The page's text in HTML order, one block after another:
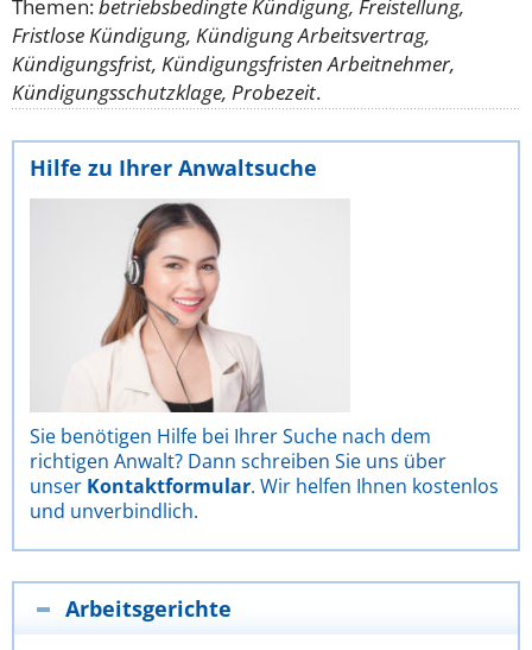
Themen:betriebsbedingte Kündigung, Freistellung,
Fristlose Kündigung, Kündigung Arbeitsvertrag,
Kündigungsfrist, Kündigungsfristen Arbeitnehmer,
Kündigungsschutzklage, Probezeit.
Hilfe zu Ihrer Anwaltsuche
Sie benötigen Hilfe bei Ihrer Suche nach dem
richtigen Anwalt? Dann schreiben Sie uns über
unser Kontaktformular. Wir helfen Ihnen kostenlos
und unverbindlich.
Arbeitsgerichte